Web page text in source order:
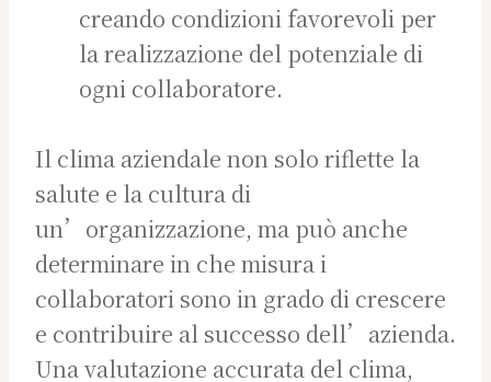
creando condizioni favorevoli per
la realizzazione del potenziale di
ogni collaboratore.
Il clima aziendale non solo riflette la
salute e la cultura di
un’organizzazione, ma può anche
determinare in che misura i
collaboratori sono in grado di crescere
e contribuire al successo dell’azienda.
Una valutazione accurata del clima,